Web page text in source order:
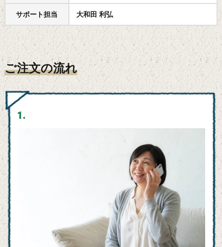
サポート担当 大和田 利弘
ご注文の流れ
1.